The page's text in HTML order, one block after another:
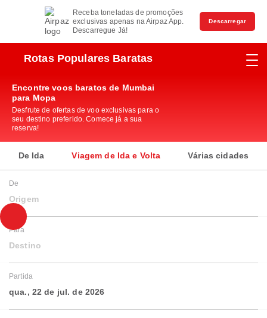
Receba toneladas de promoções
exclusivas apenas na Airpaz App.
Descarregue Já!
Descarregar
Rotas Populares Baratas
Encontre voos baratos de Mumbai
para Mopa
Desfrute de ofertas de voo exclusivas para o
seu destino preferido. Comece já a sua
reserva!
De Ida Viagem de Ida e Volta Várias cidades
De
Origem
Para
Destino
Partida
qua., 22 de jul. de 2026